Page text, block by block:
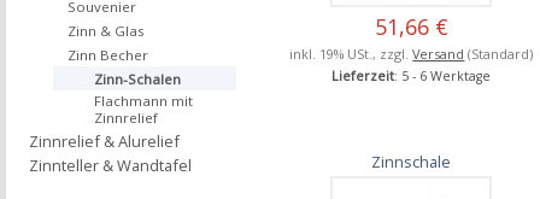
51,66 €
inkl. 19% USt., zzgl.Versand (Standard)
Lieferzeit: 5 - 6 Werktage
Zinnschale
Souvenier
Zinn & Glas
Zinn Becher
Zinn-Schalen
Flachmann mit
Zinnrelief
Zinnrelief & Alurelief
Zinnteller & Wandtafel